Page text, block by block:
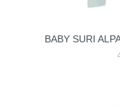
BABY SURI